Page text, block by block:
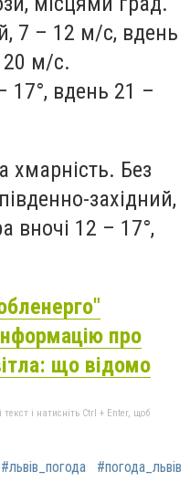
7 – 12 м/с, вдень
20 м/с.
17°, вдень 21 –
хмарність. Без
західний,
вночі 12 – 17°,
про
що відомо
і натисніть Ctrl + Enter, щоб
#львів_погода #погода_львів